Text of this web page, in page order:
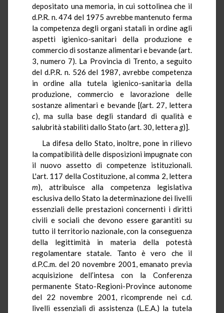
depositato una memoria, in cui sottolinea che il
d.P.R. n. 474 del 1975 avrebbe mantenuto ferma
la competenza degli organi statali in ordine agli
aspetti igienico-sanitari della produzione e
commercio di sostanze alimentari e bevande (art.
3, numero 7). La Provincia di Trento, a seguito
del d.P.R. n. 526 del 1987, avrebbe competenza
in ordine alla tutela igienico-sanitaria della
produzione, commercio e lavorazione delle
sostanze alimentari e bevande [(art. 27, lettera
c), ma sulla base degli standard di qualità e
salubrità stabiliti dallo Stato (art. 30, letterag)].
La difesa dello Stato, inoltre, pone in rilievo
la compatibilità delle disposizioni impugnate con
il nuovo assetto di competenze istituzionali.
L'art. 117 della Costituzione, al comma 2, lettera
m), attribuisce alla competenza legislativa
esclusiva dello Stato la determinazione dei livelli
essenziali delle prestazioni concernenti i diritti
civili e sociali che devono essere garantiti su
tutto il territorio nazionale, con la conseguenza
della legittimità in materia della potestà
regolamentare statale. Tanto è vero che il
d.P.C.m. del 20 novembre 2001, emanato previa
acquisizione dell’intesa con la Conferenza
permanente Stato-Regioni-Province autonome
del 22 novembre 2001, ricomprende nei c.d.
livelli essenziali di assistenza (L.E.A.) la tutela